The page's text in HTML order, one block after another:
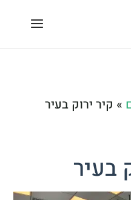
» קיר ירוק בעיר
בעיר